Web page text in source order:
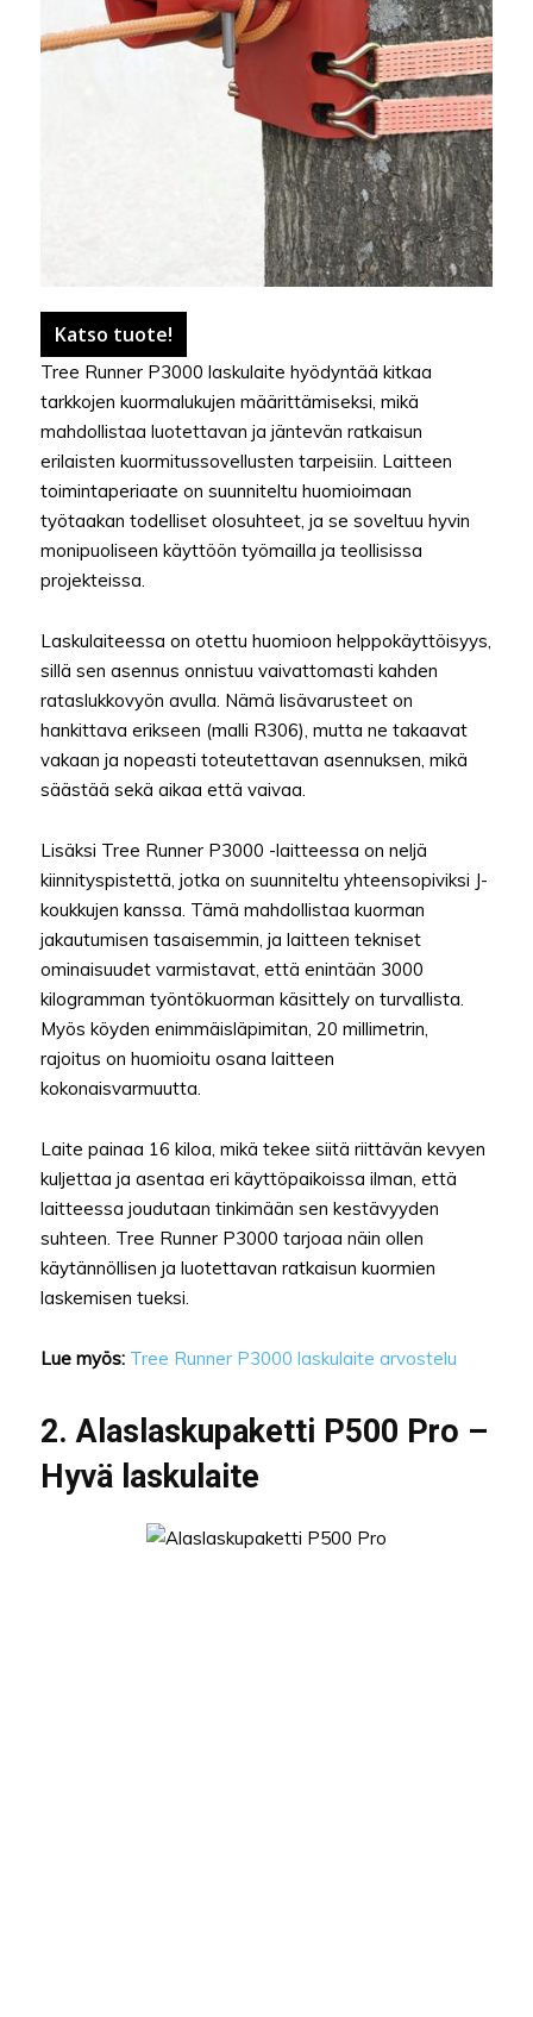
Katso tuote!
Tree Runner P3000 laskulaite hyödyntää kitkaa
tarkkojen kuormalukujen määrittämiseksi, mikä
mahdollistaa luotettavan ja jäntevän ratkaisun
erilaisten kuormitussovellusten tarpeisiin. Laitteen
toimintaperiaate on suunniteltu huomioimaan
työtaakan todelliset olosuhteet, ja se soveltuu hyvin
monipuoliseen käyttöön työmailla ja teollisissa
projekteissa.
Laskulaiteessa on otettu huomioon helppokäyttöisyys,
sillä sen asennus onnistuu vaivattomasti kahden
rataslukkovyön avulla. Nämä lisävarusteet on
hankittava erikseen (malli R306), mutta ne takaavat
vakaan ja nopeasti toteutettavan asennuksen, mikä
säästää sekä aikaa että vaivaa.
Lisäksi Tree Runner P3000 -laitteessa on neljä
kiinnityspistettä, jotka on suunniteltu yhteensopiviksi J-
koukkujen kanssa. Tämä mahdollistaa kuorman
jakautumisen tasaisemmin, ja laitteen tekniset
ominaisuudet varmistavat, että enintään 3000
kilogramman työntökuorman käsittely on turvallista.
Myös köyden enimmäisläpimitan, 20 millimetrin,
rajoitus on huomioitu osana laitteen
kokonaisvarmuutta.
Laite painaa 16 kiloa, mikä tekee siitä riittävän kevyen
kuljettaa ja asentaa eri käyttöpaikoissa ilman, että
laitteessa joudutaan tinkimään sen kestävyyden
suhteen. Tree Runner P3000 tarjoaa näin ollen
käytännöllisen ja luotettavan ratkaisun kuormien
laskemisen tueksi.
Lue myös: Tree Runner P3000 laskulaite arvostelu
2. Alaslaskupaketti P500 Pro –
Hyvä laskulaite